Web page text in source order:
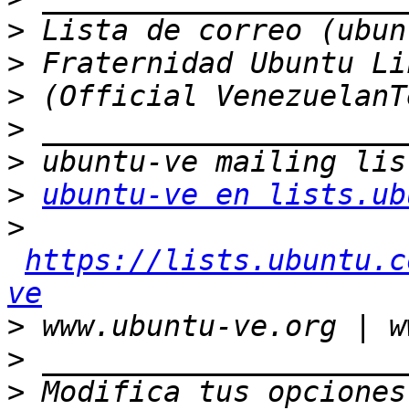
>
>
>
>
>
>
ubuntu-ve en
>
https://
ve
>
>
> Modifica tus